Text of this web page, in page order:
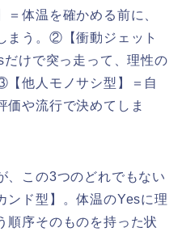
体温を確かめる前に、
まう。②【衝動ジェット
けで突っ走って、理性の
他人モノサシ型】＝自
価や流行で決めてしま
、この3つのどれでもない
ド型】。体温のYesに理
順序そのものを持った状